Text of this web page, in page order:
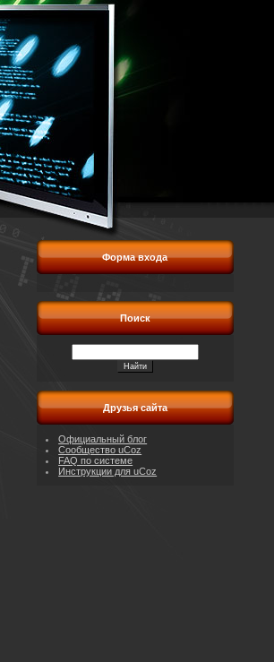
Форма входа
Поиск
Друзья сайта
Официальный блог
Сообщество uCoz
FAQ по системе
Инструкции для uCoz